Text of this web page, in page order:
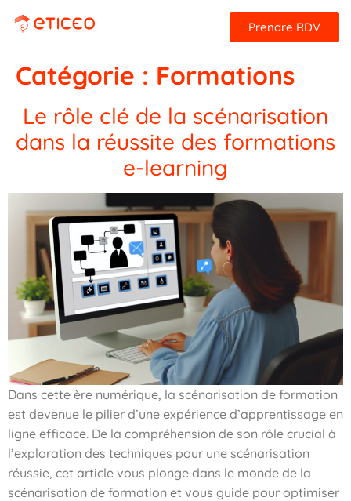
Prendre RDV
Catégorie : Formations
Le rôle clé de la scénarisation
dans la réussite des formations
e-learning
Dans cette ère numérique, la scénarisation de formation
est devenue le pilier d’une expérience d’apprentissage en
ligne efficace. De la compréhension de son rôle crucial à
l’exploration des techniques pour une scénarisation
réussie, cet article vous plonge dans le monde de la
scénarisation de formation et vous guide pour optimiser